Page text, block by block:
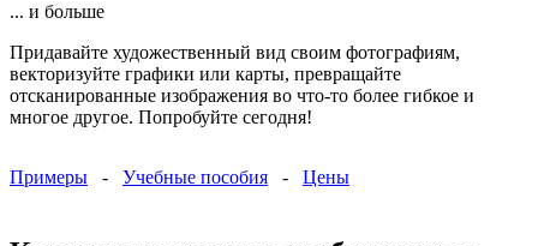
... и больше
Придавайте художественный вид своим фотографиям,
векторизуйте графики или карты, превращайте
отсканированные изображения во что-то более гибкое и
многое другое. Попробуйте сегодня!
Примеры - Учебные пособия - Цены